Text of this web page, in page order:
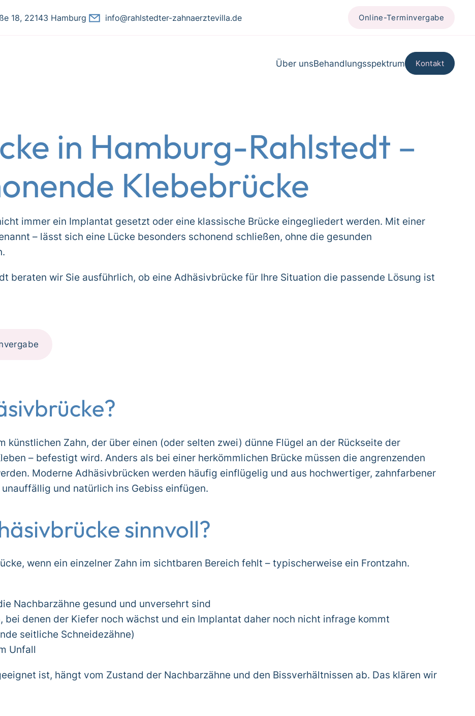
18, 22143 Hamburg info@rahlstedter-zahnaerztevilla.de Online-Terminvergabe
Über unsBehandlungsspektrum Kontakt
in Hamburg-Rahlstedt –
Klebebrücke
immer ein Implantat gesetzt oder eine klassische Brücke eingegliedert werden. Mit einer
– lässt sich eine Lücke besonders schonend schließen, ohne die gesunden
beraten wir Sie ausführlich, ob eine Adhäsivbrücke für Ihre Situation die passende Lösung ist
künstlichen Zahn, der über einen (oder selten zwei) dünne Flügel an der Rückseite der
– befestigt wird. Anders als bei einer herkömmlichen Brücke müssen die angrenzenden
Moderne Adhäsivbrücken werden häufig einflügelig und aus hochwertiger, zahnfarbener
und natürlich ins Gebiss einfügen.
sinnvoll?
wenn ein einzelner Zahn im sichtbaren Bereich fehlt – typischerweise ein Frontzahn.
Nachbarzähne gesund und unversehrt sind
, bei denen der Kiefer noch wächst und ein Implantat daher noch nicht infrage kommt
seitliche Schneidezähne)
Unfall
ist, hängt vom Zustand der Nachbarzähne und den Bissverhältnissen ab. Das klären wir